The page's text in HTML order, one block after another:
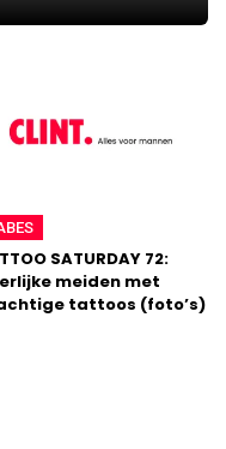
SATURDAY 72:
meiden met
tattoos (foto’s)